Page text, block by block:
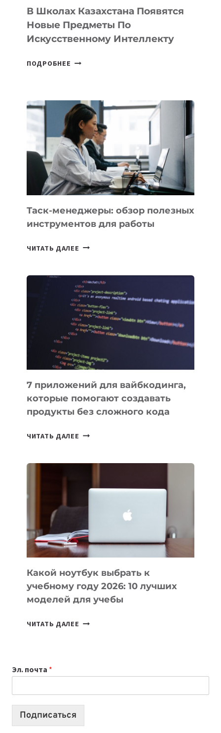
ТЕХНОЛОГИЧЕСКИХ
В Школах Казахстана Появятся
Новые Предметы По
Искусственному Интеллекту
ПОДРОБНЕЕ
НОВЫЕ
ПРЕДМЕТЫ
ПО
ИСКУССТВЕННОМУ
ИНТЕЛЛЕКТУ
Таск-менеджеры: обзор полезных
инструментов для работы
ЧИТАТЬ ДАЛЕЕ ТАСК-
ПОЛЕЗНЫХ
ИНСТРУМЕНТОВ
ДЛЯ
РАБОТЫ
7 приложений для вайбкодинга,
которые помогают создавать
продукты без сложного кода
ЧИТАТЬ ДАЛЕЕ 7
ПОМОГАЮТ
СОЗДАВАТЬ
БЕЗ
СЛОЖНОГО
КОДА
Какой ноутбук выбрать к
учебному году 2026: 10 лучших
моделей для учебы
ЧИТАТЬ ДАЛЕЕ КАКОЙ
2026:
10
Эл. почта *
Подписаться